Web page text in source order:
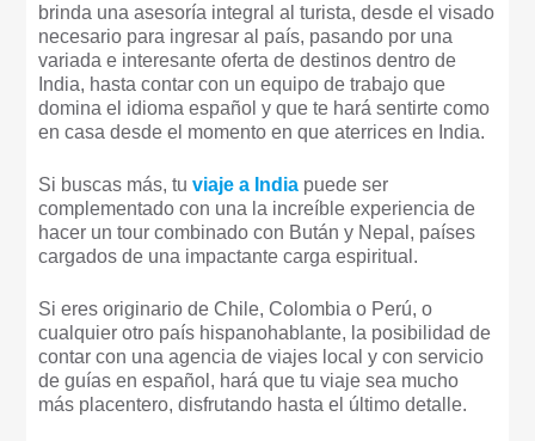
brinda una asesoría integral al turista, desde el visado
necesario para ingresar al país, pasando por una
variada e interesante oferta de destinos dentro de
India, hasta contar con un equipo de trabajo que
domina el idioma español y que te hará sentirte como
en casa desde el momento en que aterrices en India.
Si buscas más, tuviaje a India puede ser
complementado con una la increíble experiencia de
hacer un tour combinado con Bután y Nepal, países
cargados de una impactante carga espiritual.
Si eres originario de Chile, Colombia o Perú, o
cualquier otro país hispanohablante, la posibilidad de
contar con una agencia de viajes local y con servicio
de guías en español, hará que tu viaje sea mucho
más placentero, disfrutando hasta el último detalle.